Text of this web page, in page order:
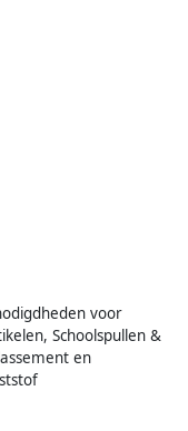
voor
Schoolspullen &
en